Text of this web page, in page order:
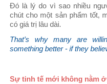
Đó là lý do vì sao nhiều
chút cho một sản phẩm tốt,
có giá trị lâu dài.
That’s why many are
something better - if they
Sự tinh tế mới không nằm